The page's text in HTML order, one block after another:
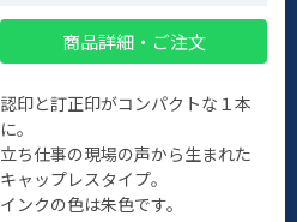
商品詳細・ご注文
認印と訂正印がコンパクトな１本
に。
立ち仕事の現場の声から生まれた
キャップレスタイプ。
インクの色は朱色です。